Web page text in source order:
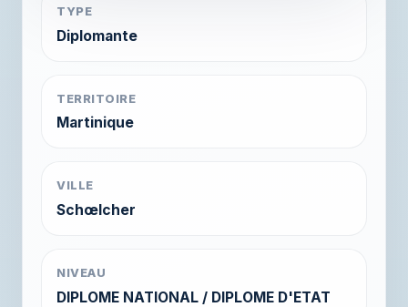
TYPE
Diplomante
TERRITOIRE
Martinique
VILLE
Schœlcher
NIVEAU
DIPLOME NATIONAL / DIPLOME D'ETAT